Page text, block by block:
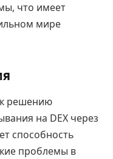
что имеет
мире
решению
на DEX через
способность
проблемы в